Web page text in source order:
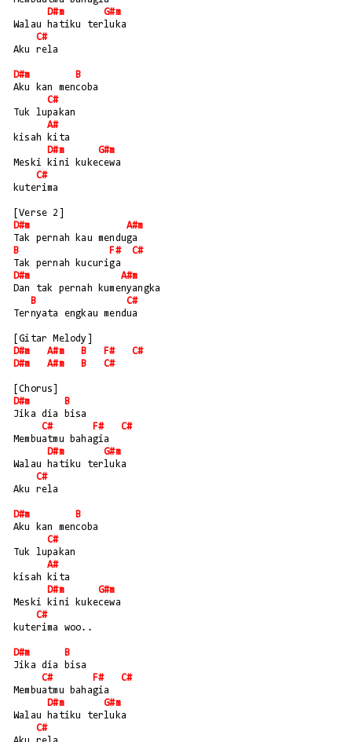
D#m
G#m
Walau hatiku terluka
C#
Aku rela
D#m
B
Aku kan mencoba
C#
Tuk lupakan
A#
kisah kita
D#m
G#m
Meski kini kukecewa
C#
kuterima
[Verse 2]
D#m
A#m
Tak pernah kau menduga
B
F#
C#
Tak pernah kucuriga
D#m
A#m
Dan tak pernah kumenyangka
B
C#
Ternyata engkau mendua
[Gitar Melody]
D#m
A#m B F#
C#
D#m
A#m B C#
[Chorus]
D#m
B
Jika dia bisa
C#
F#
C#
Membuatmu bahagia
D#m
G#m
Walau hatiku terluka
C#
Aku rela
D#m
B
Aku kan mencoba
C#
Tuk lupakan
A#
kisah kita
D#m
G#m
Meski kini kukecewa
C#
kuterima woo..
D#m
B
Jika dia bisa
C#
F#
C#
Membuatmu bahagia
D#m
G#m
Walau hatiku terluka
C#